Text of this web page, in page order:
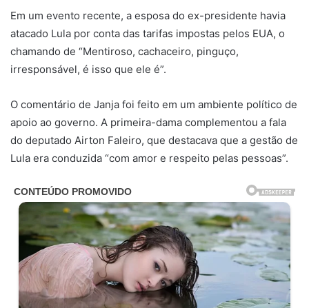
Em um evento recente, a esposa do ex-presidente havia
atacado Lula por conta das tarifas impostas pelos EUA, o
chamando de “Mentiroso, cachaceiro, pinguço,
irresponsável, é isso que ele é”.
O comentário de Janja foi feito em um ambiente político de
apoio ao governo. A primeira-dama complementou a fala
do deputado Airton Faleiro, que destacava que a gestão de
Lula era conduzida “com amor e respeito pelas pessoas”.